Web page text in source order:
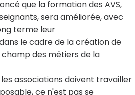
que la formation des AVS,
sera améliorée, avec
terme leur
le cadre de la création de
des métiers de la
associations doivent travailler
ce n'est pas se